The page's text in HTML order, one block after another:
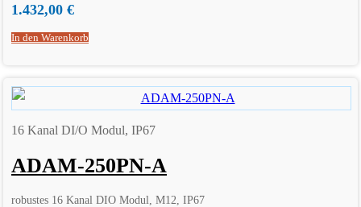
1.432,00 €
In den Warenkorb
16 Kanal DI/O Modul, IP67
ADAM-250PN-A
robustes 16 Kanal DIO Modul, M12, IP67